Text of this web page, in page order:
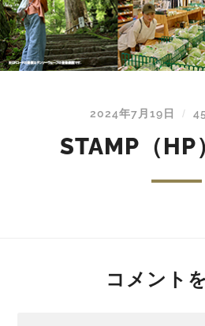
2024年7月19日 /
STAMP（HP
コメント